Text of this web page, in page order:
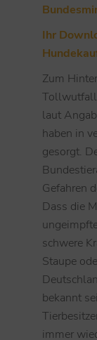
Ihr
Zum
Tollwutfall
laut
haben in
gesorgt.
Gefahren
Dass die
schwere
Staupe
bekannt
immer